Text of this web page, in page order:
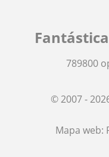
Fantástica
789800
© 2007 -
Mapa web: